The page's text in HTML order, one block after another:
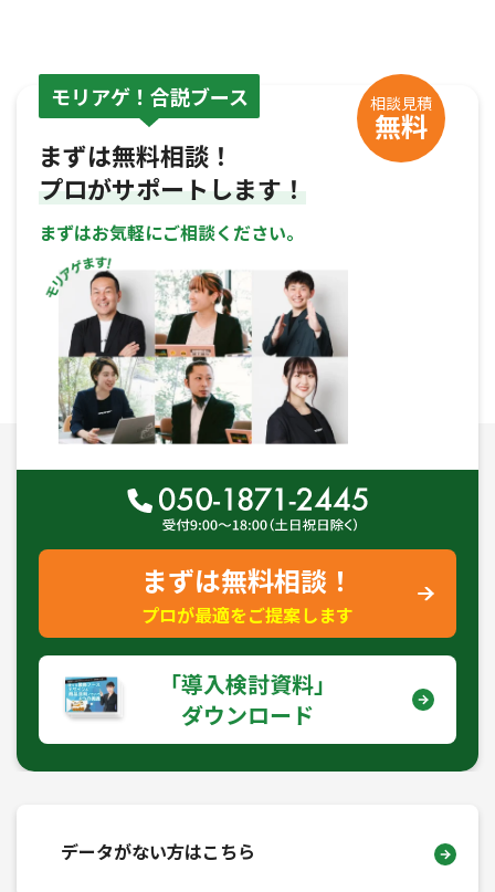
モリアゲ！合説ブース 相談見積
無料
まずは無料相談！
プロがサポートします！
まずはお気軽にご相談ください。
まずは無料相談！
プロが最適をご提案します
｢導入検討資料｣
ダウンロード
データがない方はこちら